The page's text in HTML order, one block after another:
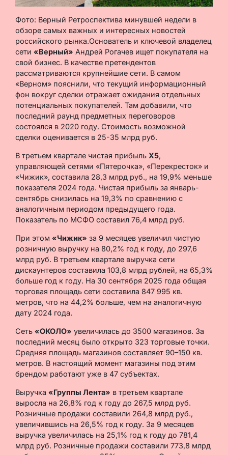
Фото: Верный Ретроспектива минувшей недели в
обзоре самых важных и интересных новостей
российского рынка.Основатель и ключевой владелец
сети «Верный» Андрей Рогачев ищет покупателя на
свой бизнес. В качестве претендентов
рассматриваются крупнейшие сети. В самом
«Верном» пояснили, что текущий информационный
фон вокруг сделки отражает ожидания отдельных
потенциальных покупателей. Там добавили, что
последний раунд предметных переговоров
состоялся в 2020 году. Стоимость возможной
сделки оценивается в 25-35 млрд руб.
В третьем квартале чистая прибыль X5,
управляющей сетями «Пятерочка», «Перекресток» и
«Чижик», составила 28,3 млрд руб., на 19,9% меньше
показателя 2024 года. Чистая прибыль за январь-
сентябрь снизилась на 19,3% по сравнению с
аналогичным периодом предыдущего года.
Показатель по МСФО составил 76,4 млрд руб.
При этом «Чижик» за 9 месяцев увеличил чистую
розничную выручку на 80,2% год к году, до 297,6
млрд руб. В третьем квартале выручка сети
дискаунтеров составила 103,8 млрд рублей, на 65,3%
больше год к году. На 30 сентября 2025 года общая
торговая площадь сети составила 847 995 кв.
метров, что на 44,2% больше, чем на аналогичную
дату 2024 года.
Сеть «ОКОЛО» увеличилась до 3500 магазинов. За
последний месяц было открыто 323 торговые точки.
Средняя площадь магазинов составляет 90–150 кв.
метров. В настоящий момент магазины под этим
брендом работают уже в 47 субъектах.
Выручка «Группы Лента» в третьем квартале
выросла на 26,8% год к году до 267,5 млрд руб.
Розничные продажи составили 264,8 млрд руб.,
увеличившись на 26,5% год к году. За 9 месяцев
выручка увеличилась на 25,1% год к году до 781,4
млрд руб. Розничные продажи составили 773,8 млрд